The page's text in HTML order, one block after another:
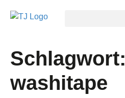
Schlagwort:
washitape